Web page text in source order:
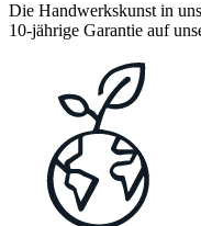
Die Handwerkskunst in
10-jährige Garantie auf